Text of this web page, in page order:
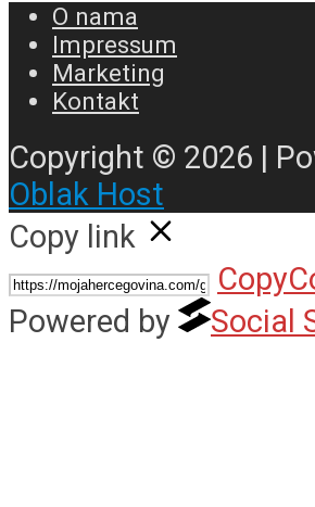
O nama
Impressum
Marketing
Kontakt
Copyright © 2026 |
Oblak Host
Copy link
Copy
Powered by
Social